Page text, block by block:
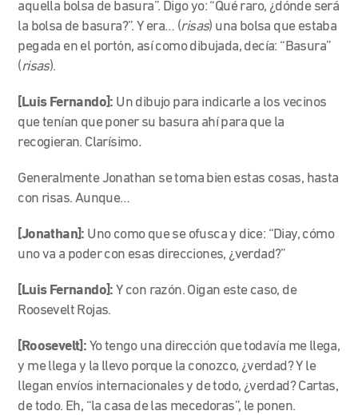
aquella bolsa de basura”. Digo yo: “Qué raro, ¿dónde será
la bolsa de basura?”. Y era… (risas) una bolsa que estaba
pegada en el portón, así como dibujada, decía: “Basura”
(risas).
[Luis Fernando]: Un dibujo para indicarle a los vecinos
que tenían que poner su basura ahí para que la
recogieran. Clarísimo.
Generalmente Jonathan se toma bien estas cosas, hasta
con risas. Aunque…
[Jonathan]: Uno como que se ofusca y dice: “Diay, cómo
uno va a poder con esas direcciones, ¿verdad?”
[Luis Fernando]:Y con razón. Oigan este caso, de
Roosevelt Rojas.
[Roosevelt]: Yo tengo una dirección que todavía me llega,
y me llega y la llevo porque la conozco, ¿verdad? Y le
llegan envíos internacionales y de todo, ¿verdad? Cartas,
de todo. Eh, “la casa de las mecedoras”, le ponen.